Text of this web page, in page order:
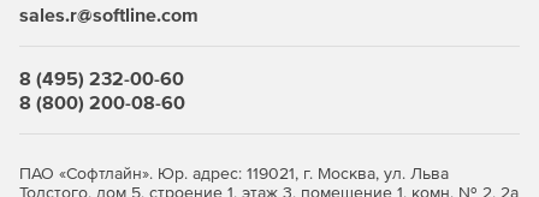
замену комплектующих своевременно.
Соответствие нормативным документам ФСТЭК
России: устройство сертифицировано по второму
sales.r@softline.com
8 (495) 232-00-60
8 (800) 200-08-60
ПАО «Софтлайн». Юр. адрес: 119021, г. Москва, ул. Льва
Толстого, дом 5, строение 1, этаж 3, помещение 1, комн. № 2, 2а